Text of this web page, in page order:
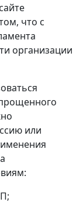
что с
организации
или